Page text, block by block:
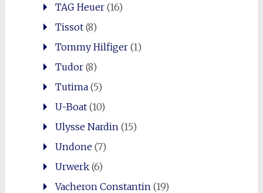
TAG Heuer(16)
Tissot(8)
Tommy Hilfiger(1)
Tudor(8)
Tutima(5)
U-Boat(10)
Ulysse Nardin (15)
Undone(7)
Urwerk(6)
Vacheron Constantin (19)